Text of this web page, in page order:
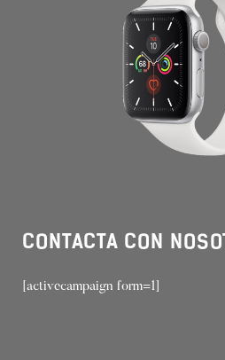
CONTACTA CON
[activecampaign form=1]